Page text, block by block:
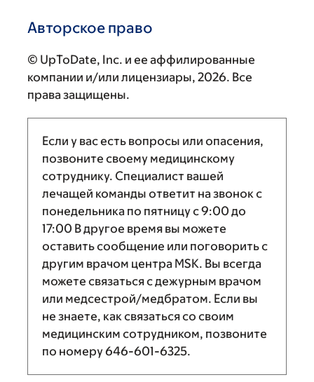
Авторское право
© UpToDate, Inc. и ее аффилированные
компании и/или лицензиары, 2026. Все
права защищены.
Если у вас есть вопросы или опасения,
позвоните своему медицинскому
сотруднику. Специалист вашей
лечащей команды ответит на звонок с
понедельника по пятницу с9:00 до
17:00 В другое время вы можете
оставить сообщение или поговорить с
другим врачом центра MSK. Вы всегда
можете связаться с дежурным врачом
или медсестрой/медбратом. Если вы
не знаете, как связаться со своим
медицинским сотрудником, позвоните
по номеру646-601-6325.